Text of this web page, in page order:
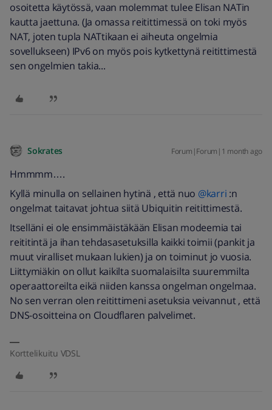
osoitetta käytössä, vaan molemmat tulee Elisan NATin
kautta jaettuna. (Ja omassa reitittimessä on toki myös
NAT, joten tupla NATtikaan ei aiheuta ongelmia
sovellukseen) IPv6 on myös pois kytkettynä reitittimestä
sen ongelmien takia...
Sokrates Forum|Forum|1 month ago
Hmmmm….
Kyllä minulla on sellainen hytinä , että nuo ​ @karri :n
ongelmat taitavat johtua siitä Ubiquitin reitittimestä.
Itselläni ei ole ensimmäistäkään Elisan modeemia tai
reititintä ja ihan tehdasasetuksilla kaikki toimii (pankit ja
muut viralliset mukaan lukien) ja on toiminut jo vuosia.
Liittymiäkin on ollut kaikilta suomalaisilta suuremmilta
operaattoreilta eikä niiden kanssa ongelman ongelmaa.
No sen verran olen reitittimeni asetuksia veivannut , että
DNS-osoitteina on Cloudflaren palvelimet.
Korttelikuitu VDSL